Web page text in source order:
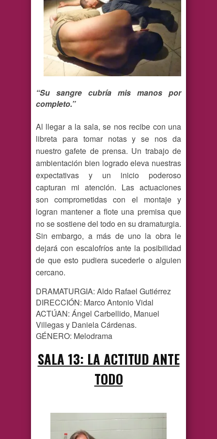
“Su sangre cubría mis manos por
completo.”
Al llegar a la sala, se nos recibe con una
libreta para tomar notas y se nos da
nuestro gafete de prensa. Un trabajo de
ambientación bien logrado eleva nuestras
expectativas y un inicio poderoso
capturan mi atención. Las actuaciones
son comprometidas con el montaje y
logran mantener a flote una premisa que
no se sostiene del todo en su dramaturgia.
Sin embargo, a más de uno la obra le
dejará con escalofríos ante la posibilidad
de que esto pudiera sucederle o alguien
cercano.
DRAMATURGIA: Aldo Rafael Gutiérrez
DIRECCIÓN: Marco Antonio Vidal
ACTÚAN: Ángel Carbellido, Manuel
Villegas y Daniela Cárdenas.
GÉNERO: Melodrama
SALA 13: LA ACTITUD ANTE
TODO